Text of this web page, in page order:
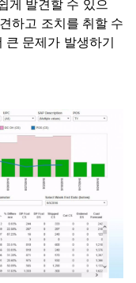
게 발견할 수 있으
하고 조치를 취할 수
큰 문제가 발생하기